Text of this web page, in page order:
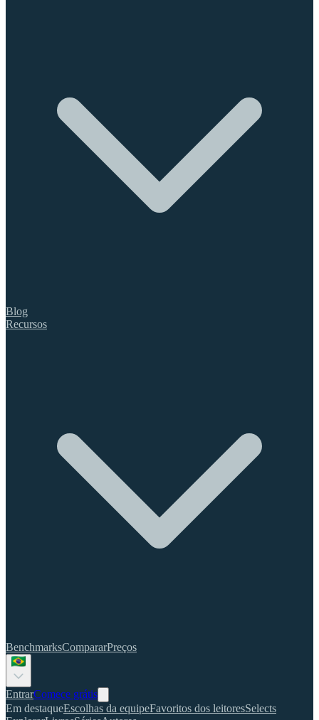
Blog
Recursos
BenchmarksCompararPreços
EntrarComece grátis
Em destaqueEscolhas da equipeFavoritos dos leitoresSelects